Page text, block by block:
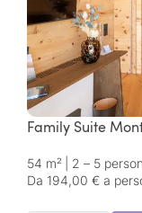
Family Suite
54 m²
2 – 5
Da 194,00 € a